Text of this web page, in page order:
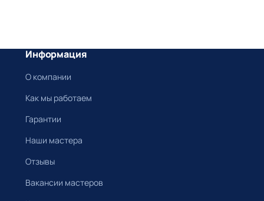
Информация
О компании
Как мы работаем
Гарантии
Наши мастера
Отзывы
Вакансии мастеров